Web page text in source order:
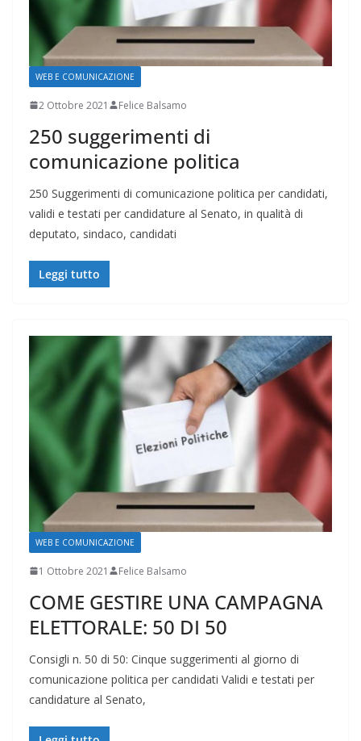
WEB E COMUNICAZIONE
2 Ottobre 2021 Felice Balsamo
250 suggerimenti di
comunicazione politica
250 Suggerimenti di comunicazione politica per candidati,
validi e testati per candidature al Senato, in qualità di
deputato, sindaco, candidati
Leggi tutto
WEB E COMUNICAZIONE
1 Ottobre 2021 Felice Balsamo
COME GESTIRE UNA CAMPAGNA
ELETTORALE: 50 DI 50
Consigli n. 50 di 50: Cinque suggerimenti al giorno di
comunicazione politica per candidati Validi e testati per
candidature al Senato,